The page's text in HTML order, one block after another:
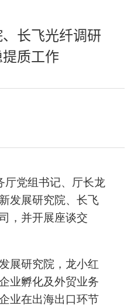
长飞光纤调研
质工作
厅党组书记、厅长龙
发展研究院、长飞
，并开展座谈交
展研究院， 龙小红
业孵化及外贸业务
业在出海出口环节